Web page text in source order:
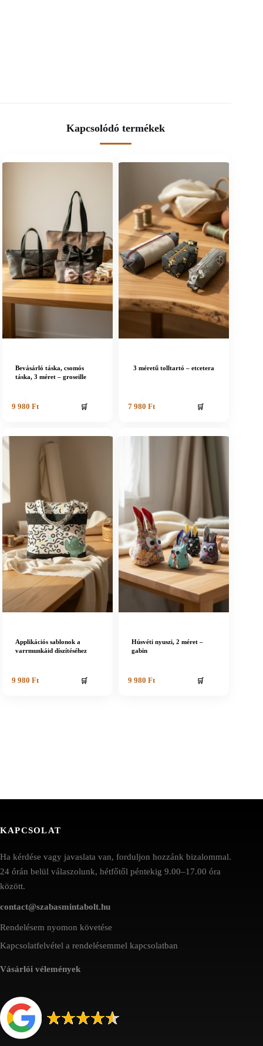
Kapcsolódó termékek
Bevásárló táska, csomós
táska, 3 méret – groseille
9 980Ft 🛒
3 méretű tolltartó – etcetera
7 980Ft 🛒
Applikációs sablonok a
varrmunkáid díszítéséhez
9 980Ft 🛒
Húsvéti nyuszi, 2 méret –
gabin
9 980Ft 🛒
KAPCSOLAT
Ha kérdése vagy javaslata van, forduljon hozzánk bizalommal.
24 órán belül válaszolunk, hétfőtől péntekig 9.00–17.00 óra
között.
contact@szabasmintabolt.hu
Rendelésem nyomon követése
Kapcsolatfelvétel a rendelésemmel kapcsolatban
Vásárlói vélemények